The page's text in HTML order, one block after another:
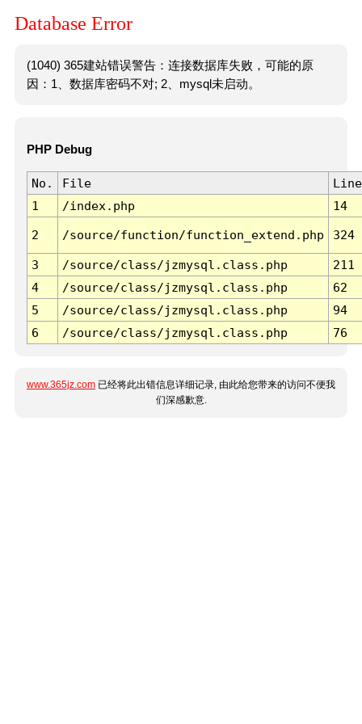
Database Error
(1040) 365建站错误警告：连接数据库失败，可能的原
因：1、数据库密码不对; 2、mysql未启动。
PHP Debug
No. File
Line
1
/index.php 14
2 /source/function/function_extend.php 324
3 /source/class/jzmysql.class.php
211
4
/source/class/jzmysql.class.php
62
5
/source/class/jzmysql.class.php
94
6
/source/class/jzmysql.class.php 76
www.365jz.com 已经将此出错信息详细记录, 由此给您带来的访问不便我
们深感歉意.